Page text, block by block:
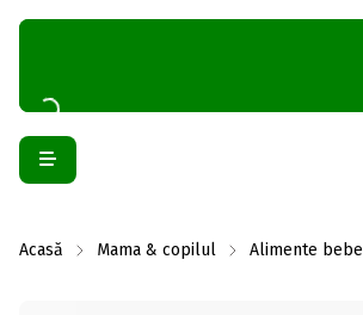
Acasă Mama & copilul Alimente bebe